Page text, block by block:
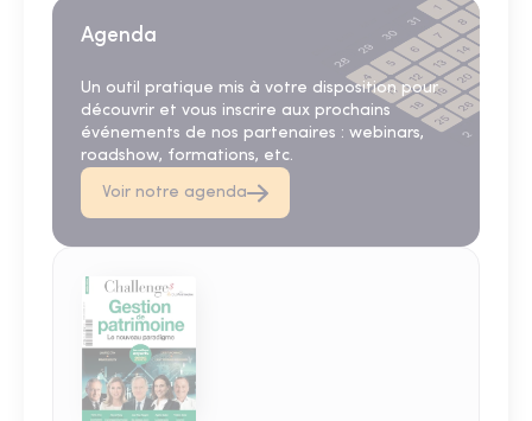
Agenda
Un outil pratique mis à votre disposition pour
découvrir et vous inscrire aux prochains
événements de nos partenaires : webinars,
roadshow, formations, etc.
Voir notre agenda